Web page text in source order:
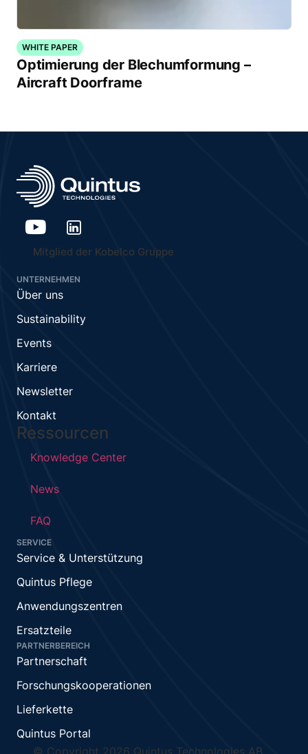
WHITE PAPER
Optimierung der Blechumformung –
Aircraft Doorframe
Mitglied der Kobelco Gruppe
UNTERNEHMEN
Über uns
Sustainability
Events
Karriere
Newsletter
Kontakt
Ressourcen
Knowledge Center
News
FAQ
SERVICE
Service & Unterstützung
Quintus Pflege
Anwendungszentren
Ersatzteile
PARTNERBEREICH
Partnerschaft
Forschungskooperationen
Lieferkette
Quintus Portal